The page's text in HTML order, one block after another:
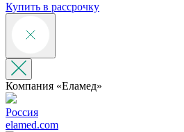
Купить в рассрочку
Компания «‎Еламед»
Россия
elamed.com